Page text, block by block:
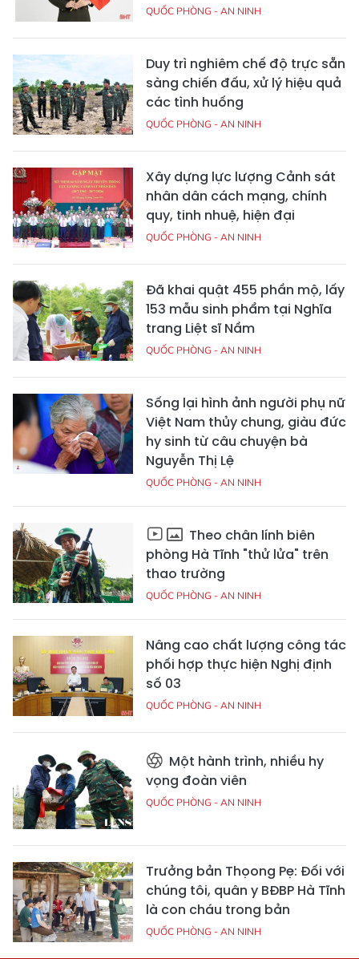
QUỐC PHÒNG - AN NINH
Duy trì nghiêm chế độ trực sẵn
sàng chiến đấu, xử lý hiệu quả
các tình huống
QUỐC PHÒNG - AN NINH
Xây dựng lực lượng Cảnh sát
nhân dân cách mạng, chính
quy, tinh nhuệ, hiện đại
QUỐC PHÒNG - AN NINH
Đã khai quật 455 phần mộ, lấy
153 mẫu sinh phẩm tại Nghĩa
trang Liệt sĩ Nầm
QUỐC PHÒNG - AN NINH
Sống lại hình ảnh người phụ nữ
Việt Nam thủy chung, giàu đức
hy sinh từ câu chuyện bà
Nguyễn Thị Lệ
QUỐC PHÒNG - AN NINH
Theo chân lính biên
phòng Hà Tĩnh "thử lửa" trên
thao trường
QUỐC PHÒNG - AN NINH
Nâng cao chất lượng công tác
phối hợp thực hiện Nghị định
số 03
QUỐC PHÒNG - AN NINH
Một hành trình, nhiều hy
vọng đoàn viên
QUỐC PHÒNG - AN NINH
Trưởng bản Thọong Pẹ: Đối với
chúng tôi, quân y BĐBP Hà Tĩnh
là con cháu trong bản
QUỐC PHÒNG - AN NINH